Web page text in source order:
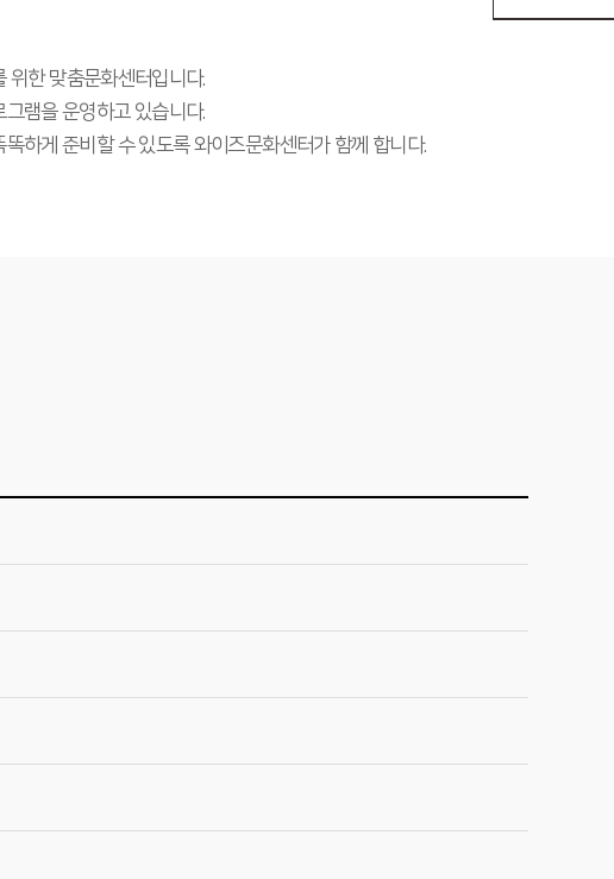
위한 맞춤문화센터입니다.
램을 운영하고 있습니다.
하게 준비할 수 있도록 와이즈문화센터가 함께 합니다.